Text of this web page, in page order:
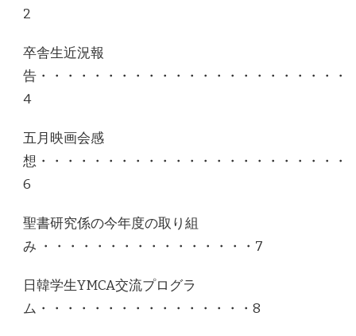
2
卒舎生近況報
告・・・・・・・・・・・・・・・・・・・・・・・
4
五月映画会感
想・・・・・・・・・・・・・・・・・・・・・・・
6
聖書研究係の今年度の取り組
み ・・・・・・・・・・・・・・・・7
日韓学生YMCA交流プログラ
ム・・・・・・・・・・・・・・・・8